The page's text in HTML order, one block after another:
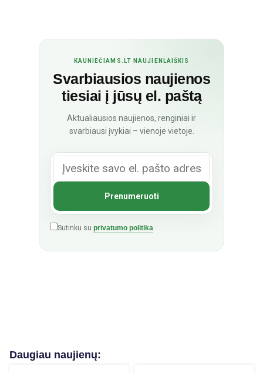
KAUNIEČIAMS.LT NAUJIENLAIŠKIS
Svarbiausios naujienos
tiesiai į jūsų el. paštą
Aktualiausios naujienos, renginiai ir
svarbiausi įvykiai – vienoje vietoje.
Sutinku su privatumo politika
Daugiau naujienų: